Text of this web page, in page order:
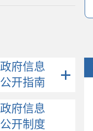
政府信息
公开指南
政府信息
公开制度